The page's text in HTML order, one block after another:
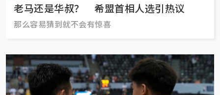
老马还是华叔？ 希盟首相人选引热议
那么容易猜到就不会有惊喜